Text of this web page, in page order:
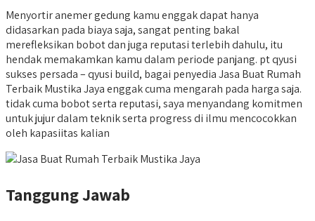
Menyortir anemer gedung kamu enggak dapat hanya
didasarkan pada biaya saja, sangat penting bakal
merefleksikan bobot dan juga reputasi terlebih dahulu, itu
hendak memakamkan kamu dalam periode panjang. pt qyusi
sukses persada – qyusi build, bagai penyedia Jasa Buat Rumah
Terbaik Mustika Jaya enggak cuma mengarah pada harga saja.
tidak cuma bobot serta reputasi, saya menyandang komitmen
untuk jujur dalam teknik serta progress di ilmu mencocokkan
oleh kapasiitas kalian
Tanggung Jawab